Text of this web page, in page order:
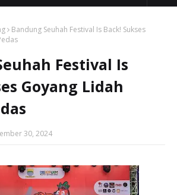
Bandung Seuhah Festival Is Back! Sukses
Festival Is
Goyang Lidah
30, 2024